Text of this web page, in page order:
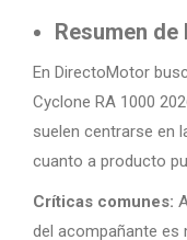
Resumen
En DirectoMotor
Cyclone RA 1000
suelen centrarse en
cuanto a producto
Críticas comunes:
del acompañante es